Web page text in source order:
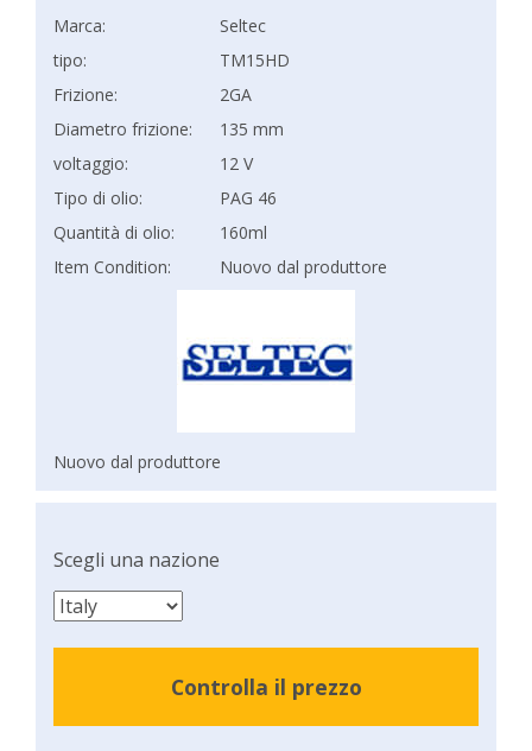
Marca:
Seltec
tipo:
TM15HD
Frizione:
2GA
Diametro frizione:
135 mm
voltaggio:
12 V
Tipo di olio:
PAG 46
Quantità di olio:
160ml
Item Condition:
Nuovo dal produttore
Nuovo dal produttore
Scegli una nazione
Controlla il prezzo